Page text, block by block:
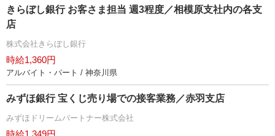
きらぼし銀行 お客さま担当 週3程度／相模原支社内の各支
店
株式会社きらぼし銀行
時給1,360円
アルバイト・パート / 神奈川県
みずほ銀行 宝くじ売り場での接客業務／赤羽支店
みずほドリームパートナー株式会社